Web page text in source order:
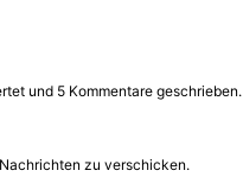
und 5 Kommentare geschrieben.
zu verschicken.